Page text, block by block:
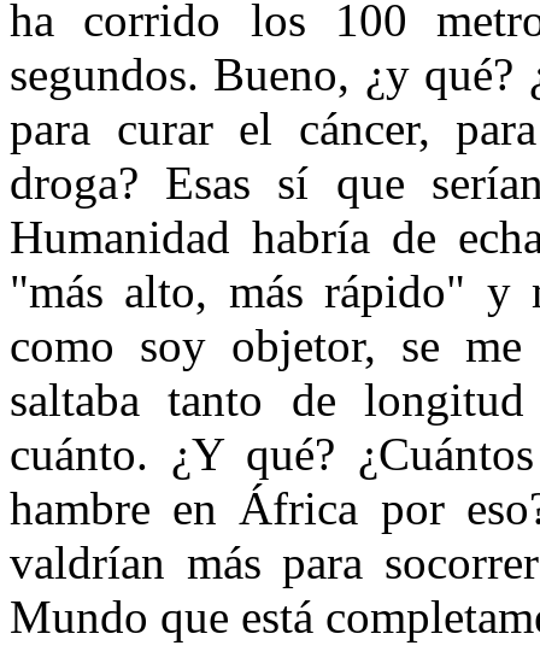
ha corrido los 100
segundos. Bueno, ¿y
para curar el cáncer,
droga? Esas sí que
Humanidad habría de
"más alto, más rápido" y
como soy objetor, se
saltaba tanto de
cuánto. ¿Y qué?
hambre en África por
valdrían más para
Mundo que está